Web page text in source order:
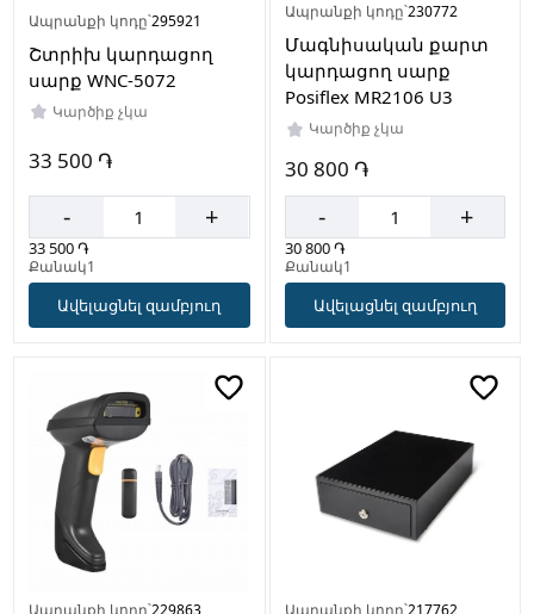
Ապրանքի կոդը՝295921
Շտրիխ կարդացող
սարք WNC-5072
Կարծիք չկա
33 500 ֏
- +
33 500 ֏
Քանակ1
Ավելացնել զամբյուղ
Ապրանքի կոդը՝230772
Մագնիսական քարտ
կարդացող սարք
Posiflex MR2106 U3
Կարծիք չկա
30 800 ֏
- +
30 800 ֏
Քանակ1
Ավելացնել զամբյուղ